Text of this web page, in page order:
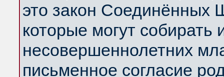
это закон Соединённых
которые могут
несовершеннолетних
письменное согласие